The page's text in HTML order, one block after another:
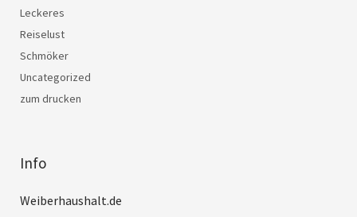
Leckeres
Reiselust
Schmöker
Uncategorized
zum drucken
Info
Weiberhaushalt.de